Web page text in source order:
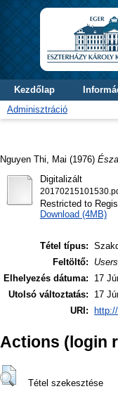
Kezdőlap
Adminisztráció
Nguyen Thi, Mai (1976)
Digitalizált
Restricted to
Download (4MB)
Tétel típus:
Feltöltő:
Elhelyezés dátuma:
17
Utolsó változtatás:
17
URI:
Actions (login
Tétel szekesztése